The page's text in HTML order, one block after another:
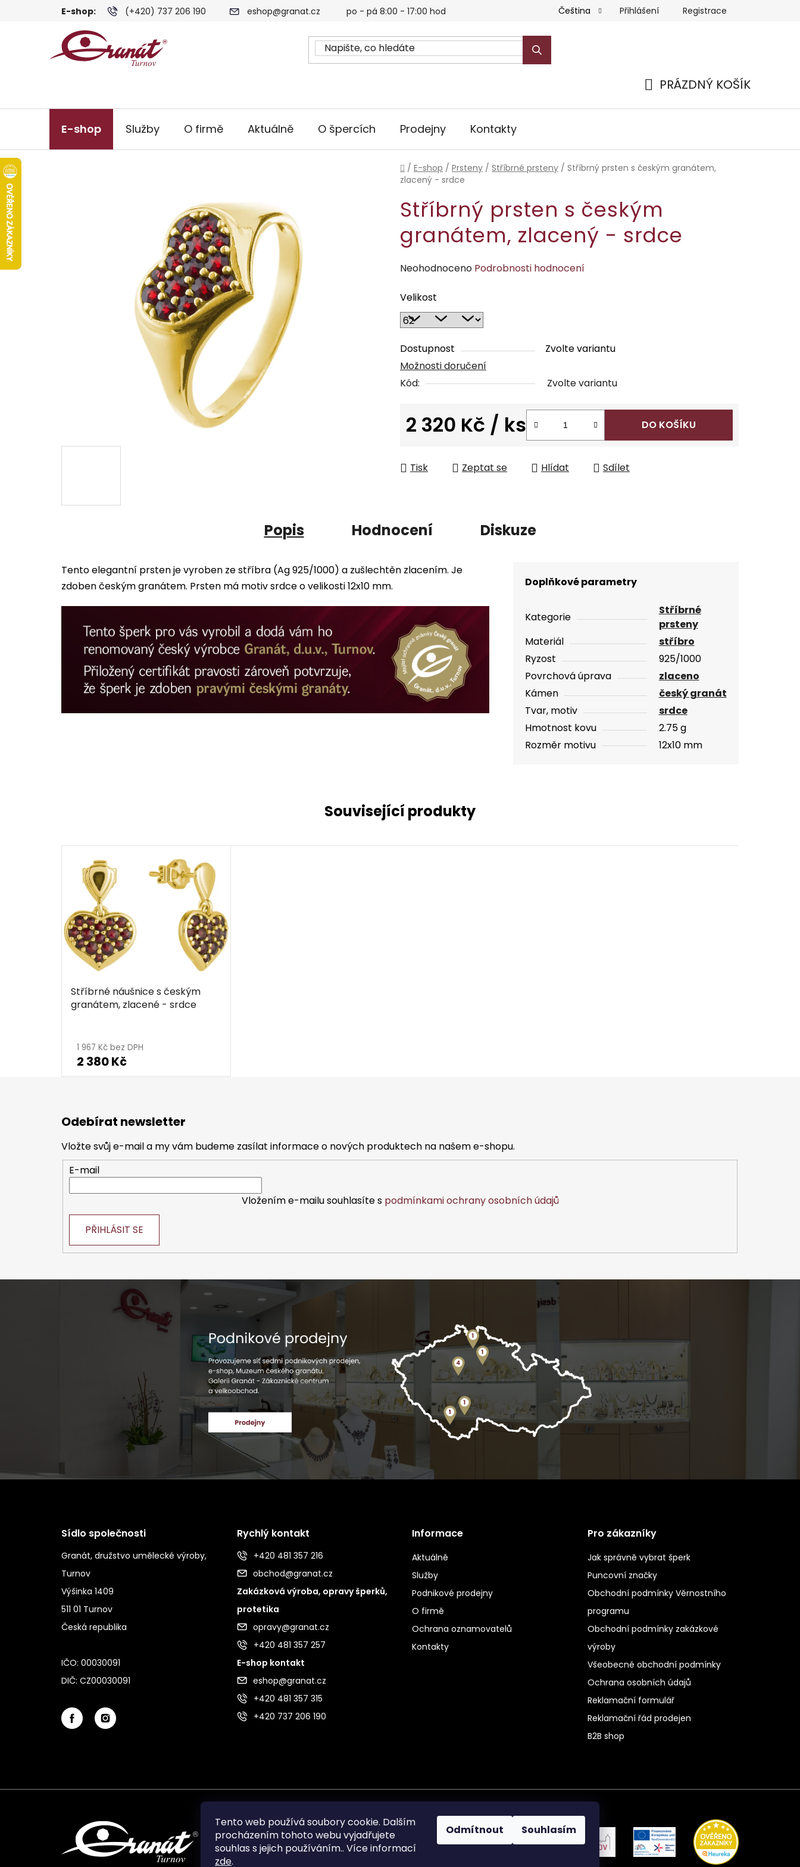
Tento web používá soubory cookie. Dalším
procházením tohoto webu vyjadřujete
souhlas s jejich používáním.. Více informací
zde.
Odmítnout Souhlasím
E-shop: (+420) 737 206 190 eshop@granat.cz po - pá 8:00 - 17:00 hod Čeština Přihlášení Registrace
PRÁZDNÝ KOŠÍK
E-shop Služby O firmě Aktuálně O špercích Prodejny Kontakty
Domů
/ E-shop / Prsteny / Stříbrné prsteny / Stříbrný prsten s českým granátem,
zlacený - srdce
Stříbrný prsten s českým
granátem, zlacený - srdce
Průměrné
produktu
je
0,0
z
5
hvězdiček.
Neohodnoceno Podrobnosti hodnocení
Velikost
Dostupnost
Zvolte variantu
Možnosti doručení
Kód:
Zvolte variantu
2 320 Kč / ks DO KOŠÍKU
Tisk Zeptat se Hlídat Sdílet
Popis Hodnocení Diskuze
Tento elegantní prsten je vyroben ze stříbra (Ag 925/1000) a zušlechtěn zlacením. Je
zdoben českým granátem. Prsten má motiv srdce o velikosti 12x10 mm.
Doplňkové parametry
Kategorie
Stříbrné
prsteny
Materiál
stříbro
Ryzost
925/1000
Povrchová úprava
zlaceno
Kámen
český granát
Tvar, motiv
srdce
Hmotnost kovu
2.75 g
Rozměr motivu
12x10 mm
Související produkty
Stříbrné náušnice s českým
granátem, zlacené - srdce
1 967 Kč bez DPH
2 380 Kč
Odebírat newsletter
Vložte svůj e-mail a my vám budeme zasílat informace o nových produktech na našem e-shopu.
E-mail
Vložením e-mailu souhlasíte s podmínkami ochrany osobních údajů
PŘIHLÁSIT SE
Sídlo společnosti
Granát, družstvo umělecké výroby,
Turnov
Výšinka 1409
511 01 Turnov
Česká republika
IČO: 00030091
DIČ: CZ00030091
Rychlý kontakt
+420 481 357 216
obchod@granat.cz
Zakázková výroba, opravy šperků,
protetika
opravy@granat.cz
+420 481 357 257
E-shop kontakt
eshop@granat.cz
+420 481 357 315
+420 737 206 190
Informace
Aktuálně
Služby
Podnikové prodejny
O firmě
Ochrana oznamovatelů
Kontakty
Pro zákazníky
Jak správně vybrat šperk
Puncovní značky
Obchodní podmínky Věrnostního
programu
Obchodní podmínky zakázkové
výroby
Všeobecné obchodní podmínky
Ochrana osobních údajů
Reklamační formulář
Reklamační řád prodejen
B2B shop